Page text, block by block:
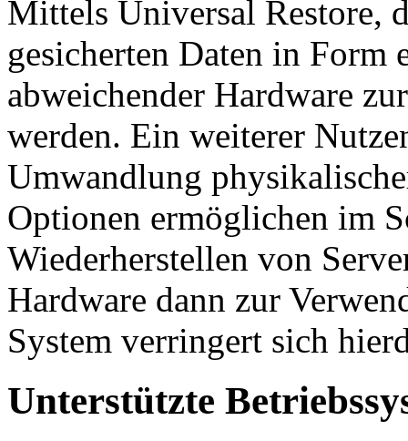
Mittels Universal Restore,
gesicherten Daten in Form
abweichender Hardware
werden. Ein weiterer
Umwandlung
Optionen ermöglichen im
Wiederherstellen von
Hardware dann zur
System verringert sich
Unterstützte